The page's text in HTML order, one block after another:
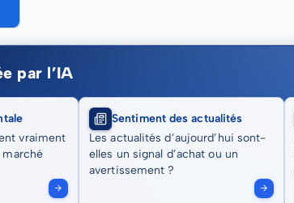
par l’IA
vraiment
Sentiment des actualités
Les actualités d’aujourd’hui sont-
elles un signal d’achat ou un
avertissement ?